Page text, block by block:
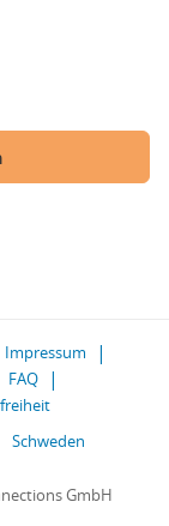
Impressum
FAQ
Schweden
GmbH